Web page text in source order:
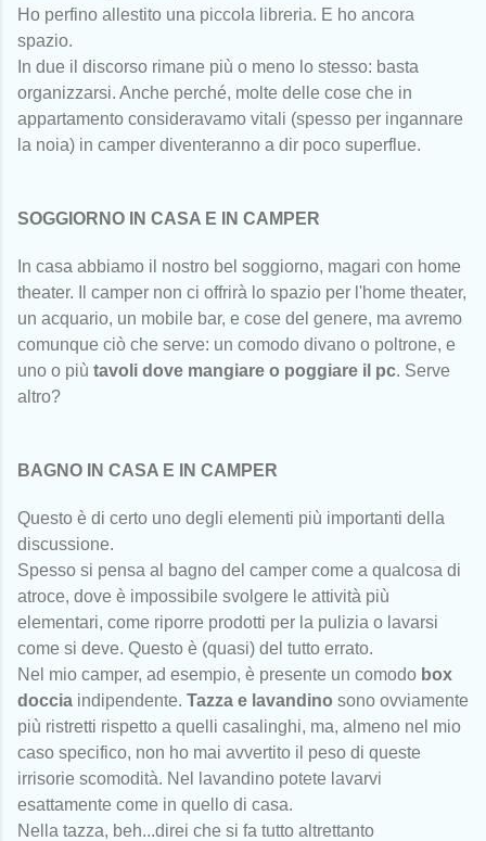
Ho perfino allestito una piccola libreria. E ho ancora
spazio.
In due il discorso rimane più o meno lo stesso: basta
organizzarsi. Anche perché, molte delle cose che in
appartamento consideravamo vitali (spesso per ingannare
la noia) in camper diventeranno a dir poco superflue.
SOGGIORNO IN CASA E IN CAMPER
In casa abbiamo il nostro bel soggiorno, magari con home
theater. Il camper non ci offrirà lo spazio per l'home theater,
un acquario, un mobile bar, e cose del genere, ma avremo
comunque ciò che serve: un comodo divano o poltrone, e
uno o più tavoli dove mangiare o poggiare il pc. Serve
altro?
BAGNO IN CASA E IN CAMPER
Questo è di certo uno degli elementi più importanti della
discussione.
Spesso si pensa al bagno del camper come a qualcosa di
atroce, dove è impossibile svolgere le attività più
elementari, come riporre prodotti per la pulizia o lavarsi
come si deve. Questo è (quasi) del tutto errato.
Nel mio camper, ad esempio, è presente un comodo box
doccia indipendente. Tazza e lavandino sono ovviamente
più ristretti rispetto a quelli casalinghi, ma, almeno nel mio
caso specifico, non ho mai avvertito il peso di queste
irrisorie scomodità. Nel lavandino potete lavarvi
esattamente come in quello di casa.
Nella tazza, beh...direi che si fa tutto altrettanto